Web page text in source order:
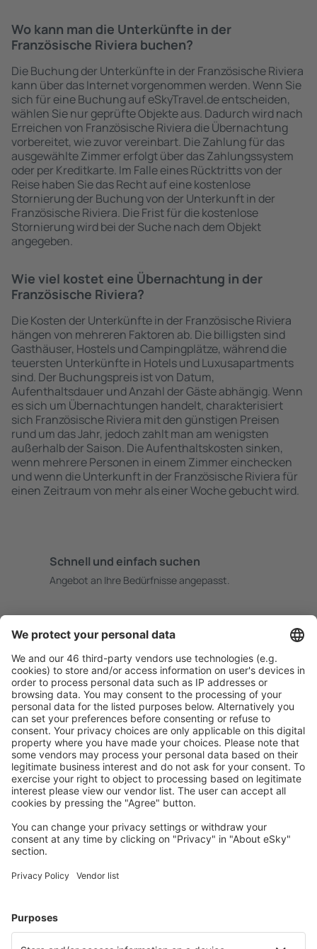
Wo kann man die Unterkünfte in der
Französische Riviera buchen?
Die Buchung der Unterkünfte in der Französische Riviera
kann über das Internet vorgenommen werden. Wenn Sie
sich für eine Buchung auf eSkyTravel.de entscheiden,
wählen Sie nur geprüfte Objekte aus. Dadurch wird nach
Erreichen von Französische Riviera die Übernachtung
vorbereitet, wie zuvor vereinbart. Die Zahlung für das
ausgewählte Zimmer erfolgt über das Zahlungssystem
oder per Kreditkarte. Im Falle eines Rücktritts von der
Reise haben Sie das Recht auf eine kostenlose
Stornierung der Buchung von der Unterkunft in der
Französische Riviera. Die Frist für die kostenlose
Stornierung wird bei der Suche nach dem Objekt
angegeben.
Wie viel kostet eine Übernachtung in der
Französische Riviera?
Die Kosten der Unterkünfte in der Französische Riviera
hängen von mehreren Faktoren ab. Die billigsten sind
Gasthäuser, Hostels und Campingplätze, während die
teuersten Unterkünfte in Hotels und Luxusapartments
sind. Der Buchungspreis ist von Datum,
Aufenthaltsdauer und Anzahl der Gäste abhängig. Wenn
es sich um Übernachtungen handelt, charakterisiert
sich Französische Riviera mit den günstigen Preisen
rund um das Jahr, jedoch zahlt man am wenigsten
außerhalb der Saison. Die Aufenthaltskosten sinken,
wenn mehrere Personen in einem Zimmer einchecken
und wenn die Unterkunft in der Französische Riviera für
einen Zeitraum von mehr als einer Woche gebucht wird.
Schnell und einfach suchen
Angebot an Ihre Bedürfnisse angepasst.
Buchen ohne Sorgen mit einer kostenlosen
Stornierungsoption.
Mehr sparen
Attraktive Preise und Spezialangebote für eingeloggte
Benutzer.
Unterkünfte, die Sie mögen
Wählen Sie aus über 1,3 Millionen Unterkünften: Hotels,
Hütten, Apartments und andere.
Meist gesuchte Unterkünfte von eSky Nutzern
Unterkünfte in Frankreich - Beliebte Städte
Unterkunft in Nizza Unterkunft in Paris